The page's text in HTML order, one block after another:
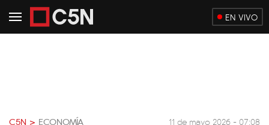
EN VIVO
C5N > ECONOMÍA 11 de mayo 2026 - 07:08